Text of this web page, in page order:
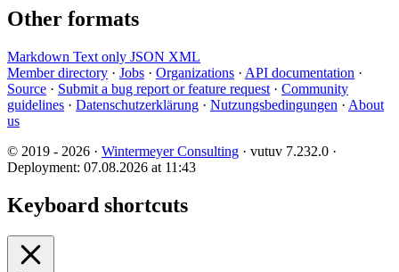
Other formats
Markdown Text only JSON XML
Member directory · Jobs · Organizations · API documentation ·
Source · Submit a bug report or feature request · Community
guidelines · Datenschutzerklärung · Nutzungsbedingungen · About
us
© 2019 - 2026 · Wintermeyer Consulting · vutuv 7.232.0 ·
Deployment: 07.08.2026 at 11:43
Keyboard shortcuts